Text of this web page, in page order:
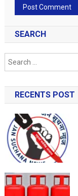
SEARCH
RECENTS POST